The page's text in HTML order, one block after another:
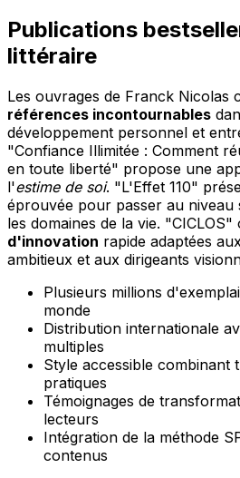
Publications
littéraire
Les ouvrages de Franck Nicolas
références incontournables
développement personnel et
"Confiance Illimitée : Comment
en toute liberté" propose une
l'estime de soi. "L'Effet 110"
éprouvée pour passer au niveau
les domaines de la vie. "CICLOS"
d'innovation rapide adaptées
ambitieux et aux dirigeants
Plusieurs millions
monde
Distribution internationale
multiples
Style accessible combinant
pratiques
Témoignages de
lecteurs
Intégration de la méthode
contenus